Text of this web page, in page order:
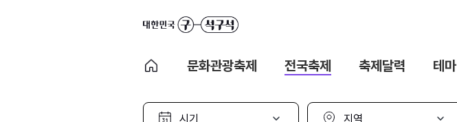
문화관광축제 전국축제 축제달력 테마
시
지